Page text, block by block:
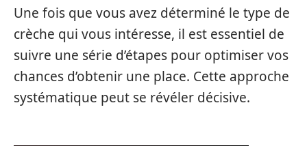
Une fois que vous avez déterminé le type de
crèche qui vous intéresse, il est essentiel de
suivre une série d’étapes pour optimiser vos
chances d’obtenir une place. Cette approche
systématique peut se révéler décisive.